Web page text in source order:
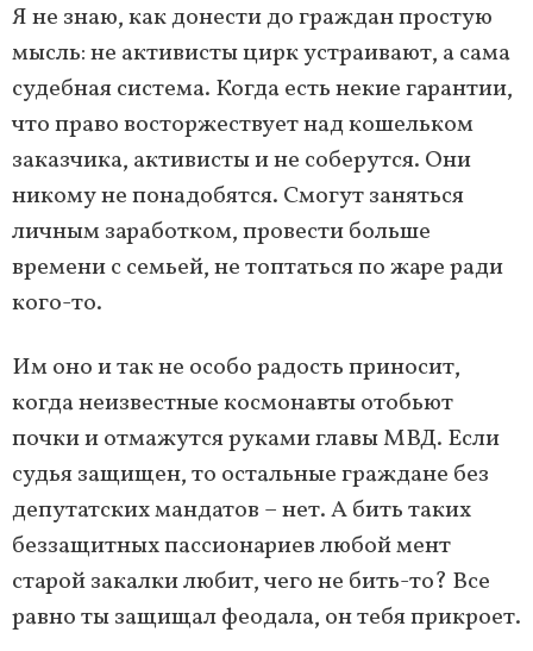
Я не знаю, как донести до граждан простую
мысль: не активисты цирк устраивают, а сама
судебная система. Когда есть некие гарантии,
что право восторжествует над кошельком
заказчика, активисты и не соберутся. Они
никому не понадобятся. Смогут заняться
личным заработком, провести больше
времени с семьей, не топтаться по жаре ради
кого-то.
Им оно и так не особо радость приносит,
когда неизвестные космонавты отобьют
почки и отмажутся руками главы МВД. Если
судья защищен, то остальные граждане без
депутатских мандатов – нет. А бить таких
беззащитных пассионариев любой мент
старой закалки любит, чего не бить-то? Все
равно ты защищал феодала, он тебя прикроет.